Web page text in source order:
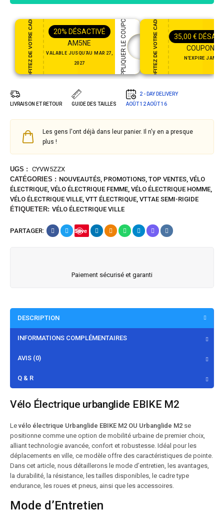
PROFITEZ DE VOTRE CADEAU 20% DÉSACTIVÉ
AM5NE
VALABLE JUSQU'AU MAR 27,
2027
APPLIQUER LE COUPON PROFITEZ DE VOTRE CADEAU 35,00 €
COUPON35
N'EXPIRE
LIVRAISON ET RETOUR GUIDE DES TAILLES
2 - DAY DELIVERY
AOÛT 12AOÛT 16
Les gens l'ont déjà dans leur panier. Il n'y en a presque
plus !
UGS : CYVW5ZZX
CATÉGORIES : NOUVEAUTÉS, PROMOTIONS, TOP VENTES, VÉLO
ÉLECTRIQUE, VÉLO ÉLECTRIQUE FEMME, VÉLO ÉLECTRIQUE HOMME,
VÉLO ÉLECTRIQUE VILLE, VTT ÉLECTRIQUE, VTTAE SEMI-RIGIDE
ÉTIQUETER: VÉLO ÉLECTRIQUE VILLE
PARTAGER: Save
Paiement sécurisé et garanti
DESCRIPTION
INFORMATIONS COMPLÉMENTAIRES
AVIS (0)
Q & R
Vélo Électrique urbanglide EBIKE M2
Levélo électrique Urbanglide EBIKE M2 OU Urbanglide M2 se
positionne comme une option de mobilité urbaine de premier choix,
alliant technologie avancée, confort et robustesse. Idéal pour les
déplacements en ville, ce modèle offre des caractéristiques de pointe.
Dans cet article, nous détaillerons le mode d’entretien, les avantages,
la durabilité, la résistance, les tailles disponibles, le cadre type
endurance, les roues et pneus, ainsi que les accessoires.
Mode d’Entretien